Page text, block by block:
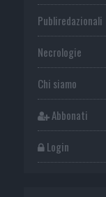
Publiredazionali
Necrologie
Chi siamo
Abbonati
Login